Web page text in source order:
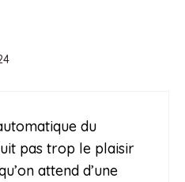
du
pas trop le plaisir
attend d’une